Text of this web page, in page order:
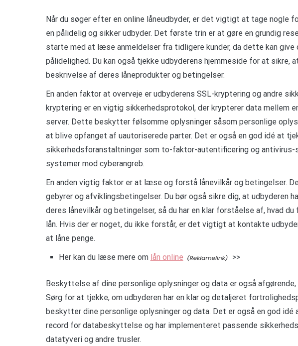
Når du søger efter en online låneudbyder, er det vigtigt at tage nogle
en pålidelig og sikker udbyder. Det første trin er at gøre en grundig
starte med at læse anmeldelser fra tidligere kunder, da dette kan give
pålidelighed. Du kan også tjekke udbyderens hjemmeside for at sikre,
beskrivelse af deres låneprodukter og betingelser.
En anden faktor at overveje er udbyderens SSL-kryptering og andre
kryptering er en vigtig sikkerhedsprotokol, der krypterer data mellem
server. Dette beskytter følsomme oplysninger såsom personlige
at blive opfanget af uautoriserede parter. Det er også en god idé at
sikkerhedsforanstaltninger som to-faktor-autentificering og
systemer mod cyberangreb.
En anden vigtig faktor er at læse og forstå lånevilkår og betingelser.
gebyrer og afviklingsbetingelser. Du bør også sikre dig, at udbyderen
deres lånevilkår og betingelser, så du har en klar forståelse af, hvad
lån. Hvis der er noget, du ikke forstår, er det vigtigt at kontakte
at låne penge.
Her kan du læse mere om lån online >>
Beskyttelse af dine personlige oplysninger og data er også afgørende,
Sørg for at tjekke, om udbyderen har en klar og detaljeret
beskytter dine personlige oplysninger og data. Det er også en god idé
record for databeskyttelse og har implementeret passende
datatyveri og andre trusler.